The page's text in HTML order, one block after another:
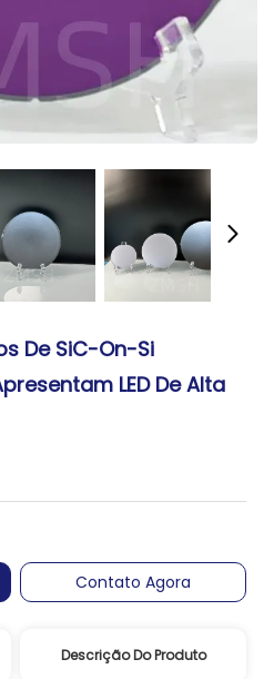
De SiC-On-Si
LED De Alta
Contato Agora
Descrição Do Produto